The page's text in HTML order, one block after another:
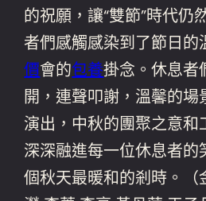
的祝願，讓“雙節”時代仍
者們感觸感染到了節日的
價會的包養掛念。休息者
開，連聲叩謝，溫馨的場
演出，中秋的團聚之意和
深深融進每一位休息者的
個秋天最暖和的剎時。（